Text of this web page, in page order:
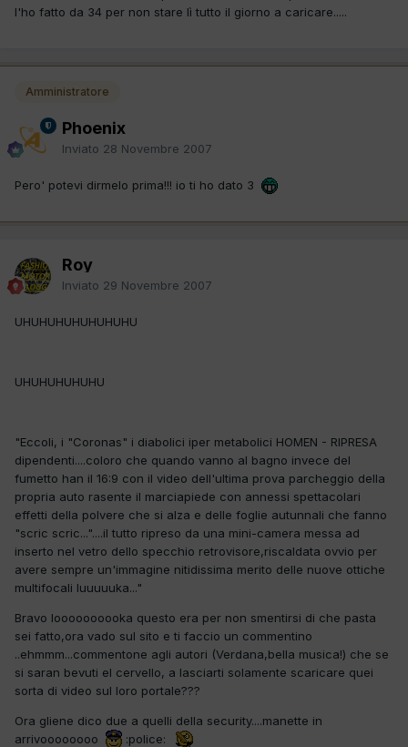
l'ho fatto da 34 per non stare lì tutto il giorno a caricare.....
Amministratore
Phoenix
Inviato 28 Novembre 2007
Pero' potevi dirmelo prima!!! io ti ho dato 3
Roy
Inviato 29 Novembre 2007
UHUHUHUHUHUHUHU
UHUHUHUHUHU
"Eccoli, i "Coronas" i diabolici iper metabolici HOMEN - RIPRESA
dipendenti....coloro che quando vanno al bagno invece del
fumetto han il 16:9 con il video dell'ultima prova parcheggio della
propria auto rasente il marciapiede con annessi spettacolari
effetti della polvere che si alza e delle foglie autunnali che fanno
"scric scric..."....il tutto ripreso da una mini-camera messa ad
inserto nel vetro dello specchio retrovisore,riscaldata ovvio per
avere sempre un'immagine nitidissima merito delle nuove ottiche
multifocali luuuuuka..."
Bravo loooooooooka questo era per non smentirsi di che pasta
sei fatto,ora vado sul sito e ti faccio un commentino
..ehmmm...commentone agli autori (Verdana,bella musica!) che se
si saran bevuti el cervello, a lasciarti solamente scaricare quei
sorta di video sul loro portale???
Ora gliene dico due a quelli della security....manette in
arrivoooooooo
:police: